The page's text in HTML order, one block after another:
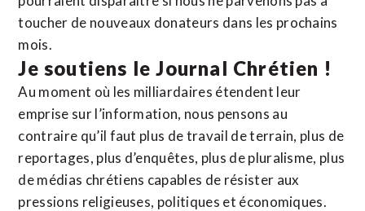
toucher de nouveaux donateurs dans les prochains
mois.
Je soutiens le Journal Chrétien !
Au moment où les milliardaires étendent leur
emprise sur l’information, nous pensons au
contraire qu’il faut plus de travail de terrain, plus de
reportages, plus d’enquêtes, plus de pluralisme, plus
de médias chrétiens capables de résister aux
pressions religieuses, politiques et économiques.